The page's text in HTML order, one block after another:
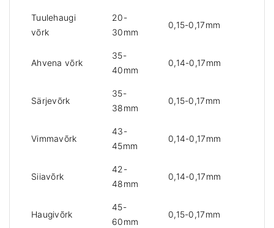
Tuulehaugi
võrk
20-
30mm
0,15-0,17mm
Ahvena võrk
35-
40mm
0,14-0,17mm
Särjevõrk
35-
38mm
0,15-0,17mm
Vimmavõrk
43-
45mm
0,14-0,17mm
Siiavõrk
42-
48mm
0,14-0,17mm
Haugivõrk
45-
60mm
0,15-0,17mm